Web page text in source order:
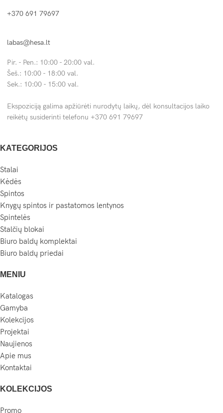
+370 691 79697
labas@hesa.lt
Pir. - Pen.: 10:00 - 20:00 val.
Šeš.: 10:00 - 18:00 val.
Sek.: 10:00 - 15:00 val.
Ekspoziciją galima apžiūrėti nurodytų laikų, dėl konsultacijos laiko
reikėtų susiderinti telefonu +370 691 79697
KATEGORIJOS
Stalai
Kėdės
Spintos
Knygų spintos ir pastatomos lentynos
Spintelės
Stalčių blokai
Biuro baldų komplektai
Biuro baldų priedai
MENIU
Katalogas
Gamyba
Kolekcijos
Projektai
Naujienos
Apie mus
Kontaktai
KOLEKCIJOS
Promo